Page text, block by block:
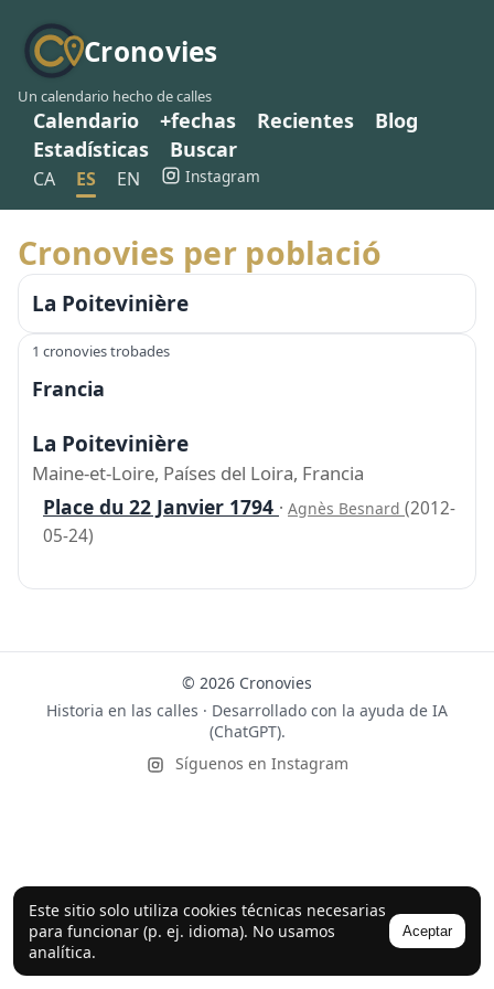
Cronovies
Un calendario hecho de calles
Calendario +fechas Recientes
Blog
Estadísticas
Buscar
CA ES EN Instagram
Este sitio solo utiliza cookies técnicas necesarias
para funcionar (p. ej. idioma). No usamos
analítica.
Aceptar
Cronovies per població
La Poitevinière
1 cronovies trobades
Francia
La Poitevinière
Maine-et-Loire, Países del Loira, Francia
Place du 22 Janvier 1794 · Agnès Besnard (2012-
05-24)
© 2026 Cronovies
Historia en las calles · Desarrollado con la ayuda de IA
(ChatGPT).
Síguenos en Instagram